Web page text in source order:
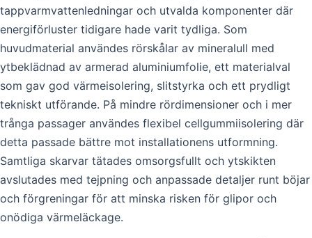
tappvarmvattenledningar och utvalda komponenter där
energiförluster tidigare hade varit tydliga. Som
huvudmaterial användes rörskålar av mineralull med
ytbeklädnad av armerad aluminiumfolie, ett materialval
som gav god värmeisolering, slitstyrka och ett prydligt
tekniskt utförande. På mindre rördimensioner och i mer
trånga passager användes flexibel cellgummiisolering där
detta passade bättre mot installationens utformning.
Samtliga skarvar tätades omsorgsfullt och ytskikten
avslutades med tejpning och anpassade detaljer runt böjar
och förgreningar för att minska risken för glipor och
onödiga värmeläckage.